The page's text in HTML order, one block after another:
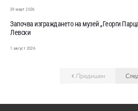
29 март 2026
Започва изграждането на музей „Георги
Левски
1 август 2026
Предишен